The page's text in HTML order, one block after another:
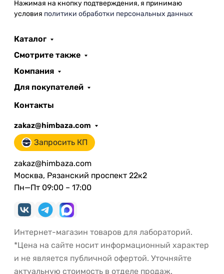
Нажимая на кнопку подтверждения, я принимаю
условия политики обработки персональных данных
Каталог
Смотрите также
Компания
Для покупателей
Контакты
zakaz@himbaza.com
Запросить КП
zakaz@himbaza.com
Москва, Рязанский проспект 22к2
Пн—Пт 09:00 – 17:00
Интернет-магазин товаров для лабораторий.
*Цена на сайте носит информационный характер
и не является публичной офертой. Уточняйте
актуальную стоимость в отделе продаж.